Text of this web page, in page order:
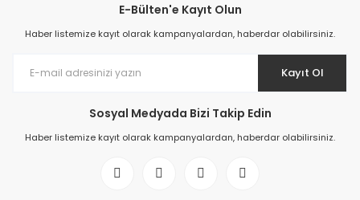
BFY Switch On-Off 12-24V Navigasyon Lambası
E-Bülten'e Kayıt Olun
Haber listemize kayıt olarak kampanyalardan, haberdar olabilirsiniz.
Kayıt Ol
Sosyal Medyada Bizi Takip Edin
Haber listemize kayıt olarak kampanyalardan, haberdar olabilirsiniz.